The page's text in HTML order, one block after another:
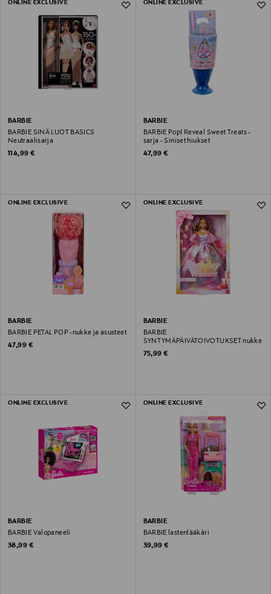
ONLINE EXCLUSIVE
BARBIE
BARBIE SINÄ LUOT BASICS
Neutraalisarja
Original Price
114,99 €
ONLINE EXCLUSIVE
BARBIE
BARBIE️ Pop! Reveal Sweet Treats -
sarja - Siniset hiukset
Original Price
47,99 €
ONLINE EXCLUSIVE
BARBIE
BARBIE PETAL POP -nukke ja asusteet
Original Price
47,99 €
ONLINE EXCLUSIVE
BARBIE
BARBIE
SYNTYMÄPÄIVÄTOIVOTUKSET nukke
Original Price
75,99 €
ONLINE EXCLUSIVE
BARBIE
BARBIE Valopaneeli
Original Price
38,99 €
ONLINE EXCLUSIVE
BARBIE
BARBIE lastenlääkäri
Original Price
39,99 €